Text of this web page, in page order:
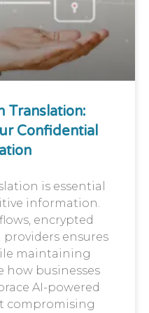
Translation:
Confidential
is essential
information.
encrypted
ensures
maintaining
how businesses
AI-powered
compromising